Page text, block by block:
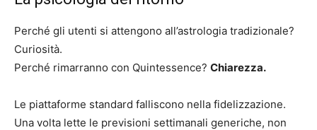
Perché gli utenti si attengono all’astrologia tradizionale?
Curiosità.
Perché rimarranno con Quintessence? Chiarezza.
Le piattaforme standard falliscono nella fidelizzazione.
Una volta lette le previsioni settimanali generiche, non